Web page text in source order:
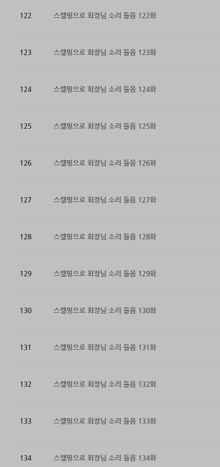
122 스캘핑으로 회장님 소리 들음 122화
123 스캘핑으로 회장님 소리 들음 123화
124 스캘핑으로 회장님 소리 들음 124화
125 스캘핑으로 회장님 소리 들음 125화
126 스캘핑으로 회장님 소리 들음 126화
127 스캘핑으로 회장님 소리 들음 127화
128 스캘핑으로 회장님 소리 들음 128화
129 스캘핑으로 회장님 소리 들음 129화
130 스캘핑으로 회장님 소리 들음 130화
131 스캘핑으로 회장님 소리 들음 131화
132 스캘핑으로 회장님 소리 들음 132화
133 스캘핑으로 회장님 소리 들음 133화
134 스캘핑으로 회장님 소리 들음 134화